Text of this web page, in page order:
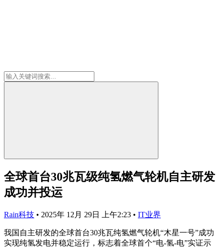
全球首台30兆瓦级纯氢燃气轮机自主研发
成功并投运
Rain科技 • 2025年 12月 29日 上午2:23 • IT业界
我国自主研发的全球首台30兆瓦纯氢燃气轮机“木星一号”成功
实现纯氢发电并稳定运行，标志着全球首个“电-氢-电”实证示